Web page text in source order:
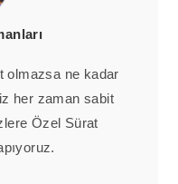
olmazsa ne kadar
her zaman sabit
Özel Sürat